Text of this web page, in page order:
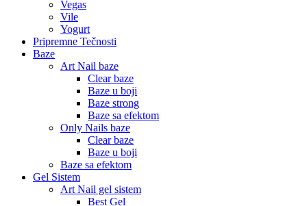
Vegas
Vile
Yogurt
Pripremne Tečnosti
Baze
Art Nail baze
Clear baze
Baze u boji
Baze strong
Baze sa efektom
Only Nails baze
Clear baze
Baze u boji
Baze sa efektom
Gel Sistem
Art Nail gel sistem
Best Gel